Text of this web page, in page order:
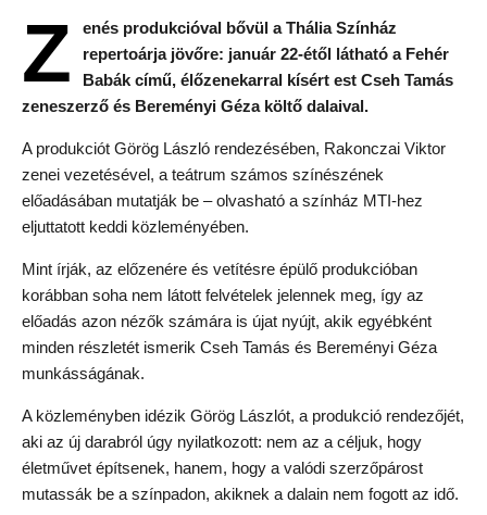
Z
enés produkcióval bővül a Thália Színház
repertoárja jövőre: január 22-étől látható a Fehér
Babák című, élőzenekarral kísért est Cseh Tamás
zeneszerző és Bereményi Géza költő dalaival.
A produkciót Görög László rendezésében, Rakonczai Viktor
zenei vezetésével, a teátrum számos színészének
előadásában mutatják be – olvasható a színház MTI-hez
eljuttatott keddi közleményében.
Mint írják, az előzenére és vetítésre épülő produkcióban
korábban soha nem látott felvételek jelennek meg, így az
előadás azon nézők számára is újat nyújt, akik egyébként
minden részletét ismerik Cseh Tamás és Bereményi Géza
munkásságának.
A közleményben idézik Görög Lászlót, a produkció rendezőjét,
aki az új darabról úgy nyilatkozott: nem az a céljuk, hogy
életművet építsenek, hanem, hogy a valódi szerzőpárost
mutassák be a színpadon, akiknek a dalain nem fogott az idő.